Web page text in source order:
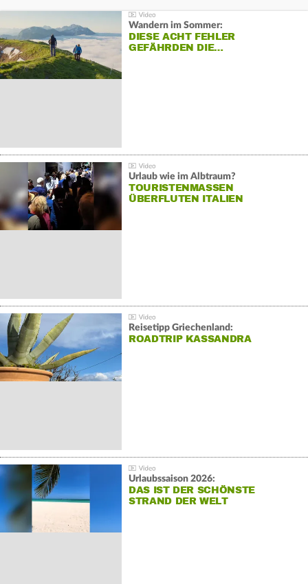
Wandern im Sommer:
DIESE ACHT FEHLER
GEFÄHRDEN DIE…
Urlaub wie im Albtraum?
TOURISTENMASSEN
ÜBERFLUTEN ITALIEN
Reisetipp Griechenland:
ROADTRIP KASSANDRA
Urlaubssaison 2026:
DAS IST DER SCHÖNSTE
STRAND DER WELT